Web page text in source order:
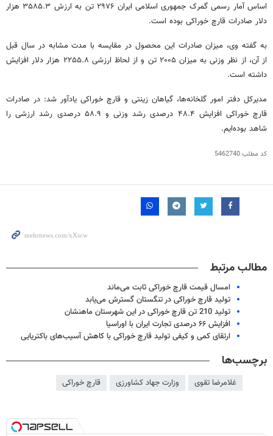
اساس آمار رسمی گمرک جمهوری اسلامی ایران ۲۹۷۶ تن به ارزش ۳۵۸۵.۳ هزار
دلار صادرات قارچ خوراکی بوده است.
به گفته‌ وی، میزان صادرات این محصول در مقایسه با مدت مشابه در سال قبل
از آن، از نظر وزنی به میزان ۲۰۰۵ تن و از لحاظ ارزشی ۲۲۵۵.۸ هزار دلار افزایش
داشته است.
مدیرکل دفتر امور گلخانه‌ها، گیاهان زینتی و قارچ خوراکی یادآور شد: در صادرات
قارچ خوراکی افزایش ۴۸.۴ درصدی رشد وزنی و ۵۸.۹ درصدی رشد ارزشی را
شاهد بوده‌ایم.
کد مطلب5462740
مطالب مرتبط
امسال قیمت قارچ خوراکی ثابت می‌ماند
تولید قارچ خوراکی در تنگستان گسترش می‌یابد
تولید 210 تن قارچ خوراکی در این شهرستان ماهنشان
افزایش ۶۶ درصدی تجارت ایران با اوراسیا
ارتقای کمی و کیفی تولید قارچ خوراکی با کاهش آسیب‌های باکتریایی
برچسب‌ها
غلامرضا تقوی وزارت جهاد کشاورزی قارچ خوراکی